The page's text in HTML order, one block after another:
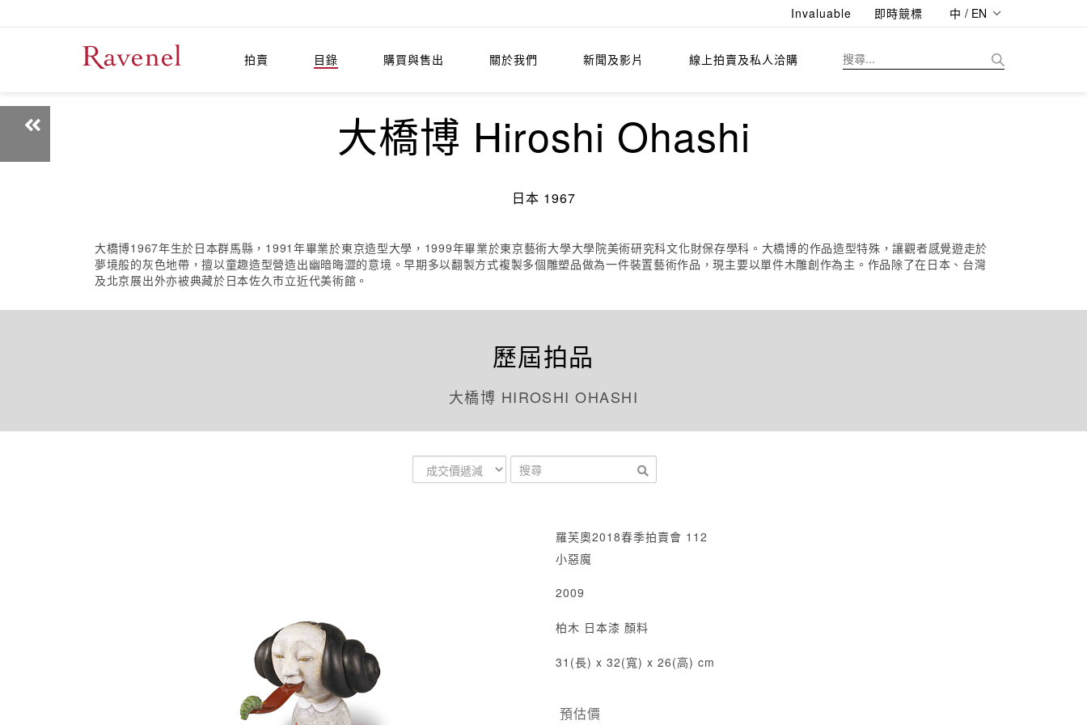
Invaluable 即時競標 中 / EN
拍賣 目錄 購買與售出 關於我們 新聞及影片 線上拍賣及私人洽購
大橋博 Hiroshi Ohashi
日本 1967
大橋博1967年生於日本群馬縣，1991年畢業於東京造型大學，1999年畢業於東京藝術大學大學院美術研究科文化財保存學科。大橋博的作品造型特殊，讓觀者感覺遊走於
夢境般的灰色地帶，擅以童趣造型營造出幽暗晦澀的意境。早期多以翻製方式複製多個雕塑品做為一件裝置藝術作品，現主要以單件木雕創作為主。作品除了在日本、台灣
及北京展出外亦被典藏於日本佐久市立近代美術館。
歷屆拍品
大橋博 HIROSHI OHASHI
羅芙奧2018春季拍賣會 112
小惡魔
2009
柏木 日本漆 顏料
31(長) x 32(寬) x 26(高) cm
預估價